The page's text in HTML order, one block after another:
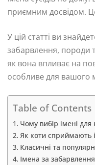
приємним досвідом.
У цій статті ви
забарвлення, породи
як вона впливає на
особливе для вашого
Table of Contents
Чому вибір імені
Як коти сприймають
Класичні та
Імена за